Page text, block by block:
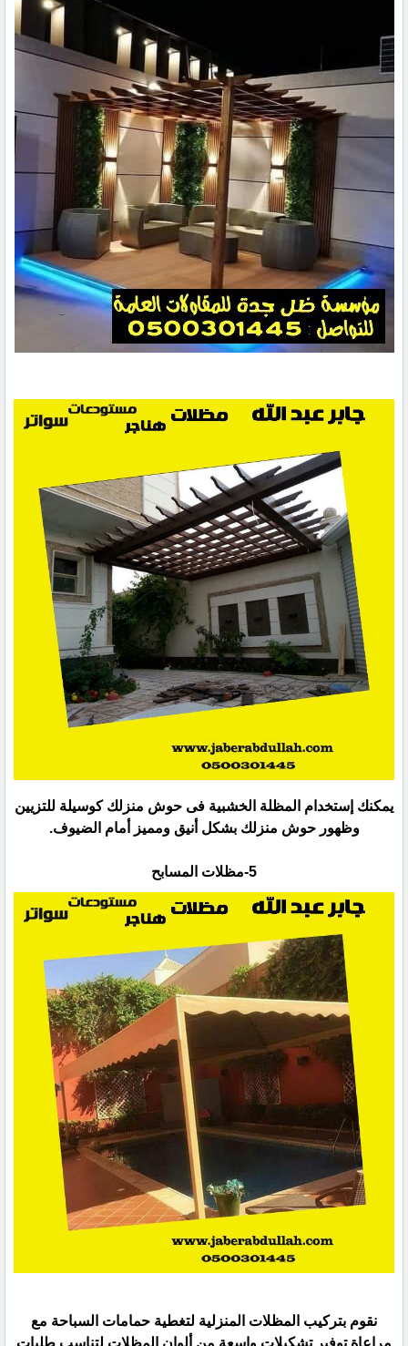
يمكنك إستخدام المظلة الخشبية فى حوش منزلك كوسيلة للتزيين
وظهور حوش منزلك بشكل أنيق ومميز أمام الضيوف.‏
نقوم بتركيب المظلات المنزلية لتغطية حمامات السباحة مع